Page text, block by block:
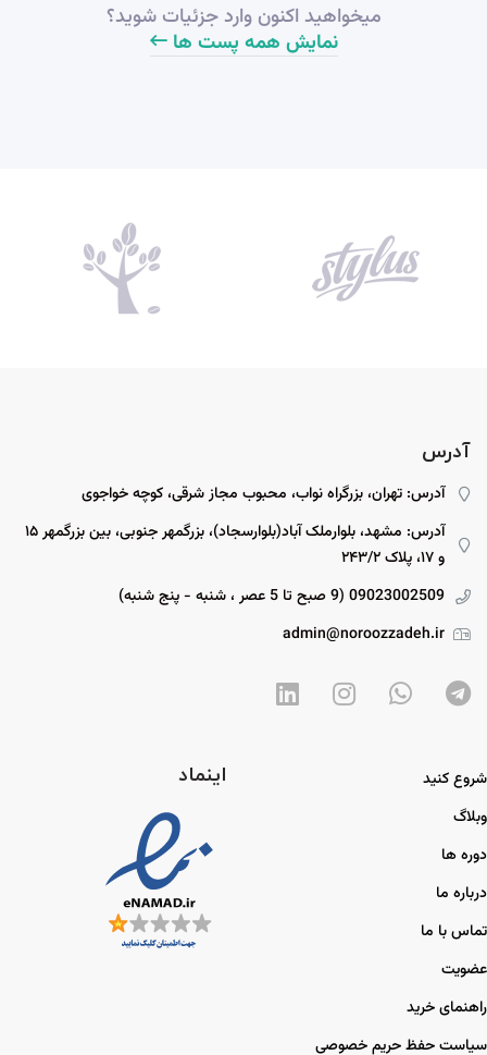
میخواهید اکنون وارد جزئیات شوید؟​
نمایش همه پست ها
آدرس
آدرس: تهران، بزرگراه نواب، محبوب مجاز شرقی، کوچه خواجوی
آدرس: مشهد، بلوارملک آباد(بلوارسجاد)، بزرگمهر جنوبی، بین بزرگمهر ۱۵
و ۱۷، پلاک ۲۴۳/۲
09023002509 (9 صبح تا 5 عصر ، شنبه - پنج شنبه)
admin@noroozzadeh.ir
شروع کنید
وبلاگ
دوره ها
درباره ما
تماس با ما
عضویت
راهنمای خرید
سیاست حفظ حریم خصوصی
اینماد